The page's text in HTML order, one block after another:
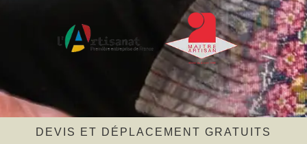
DEVIS ET DÉPLACEMENT GRATUITS